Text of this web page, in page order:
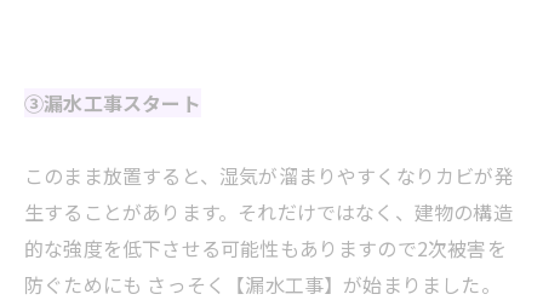
③漏水工事スタート
このまま放置すると、湿気が溜まりやすくなりカビが発
生することがあります。それだけではなく、建物の構造
的な強度を低下させる可能性もありますので2次被害を
防ぐためにも さっそく【漏水工事】が始まりました。